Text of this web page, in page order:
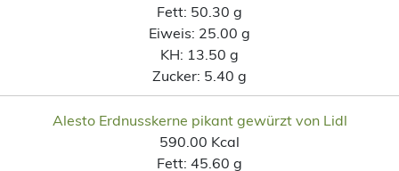
Fett: 50.30 g
Eiweis: 25.00 g
KH: 13.50 g
Zucker: 5.40 g
Alesto Erdnusskerne pikant gewürzt von Lidl
590.00 Kcal
Fett: 45.60 g